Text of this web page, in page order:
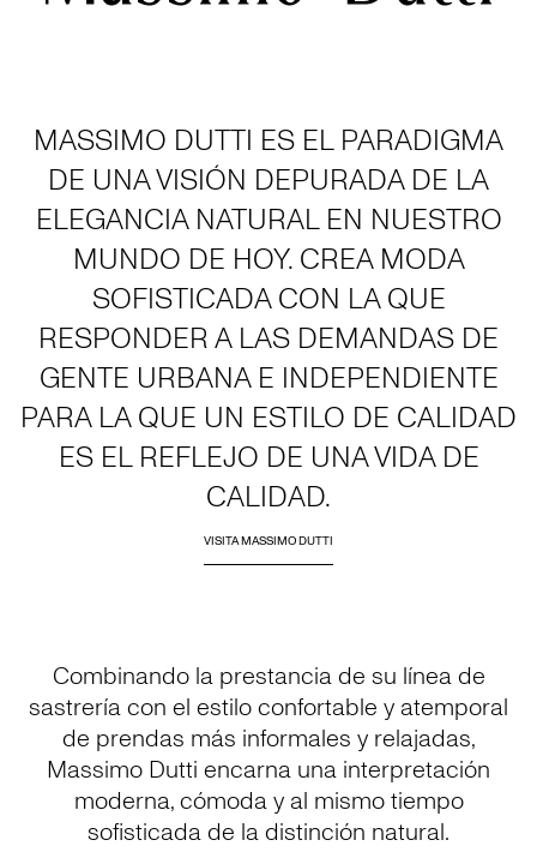
MASSIMO DUTTI ES EL PARADIGMA
DE UNA VISIÓN DEPURADA DE LA
ELEGANCIA NATURAL EN NUESTRO
MUNDO DE HOY. CREA MODA
SOFISTICADA CON LA QUE
RESPONDER A LAS DEMANDAS DE
GENTE URBANA E INDEPENDIENTE
PARA LA QUE UN ESTILO DE CALIDAD
ES EL REFLEJO DE UNA VIDA DE
CALIDAD.
VISITA MASSIMO DUTTI
Combinando la prestancia de su línea de
sastrería con el estilo confortable y atemporal
de prendas más informales y relajadas,
Massimo Dutti encarna una interpretación
moderna, cómoda y al mismo tiempo
sofisticada de la distinción natural.